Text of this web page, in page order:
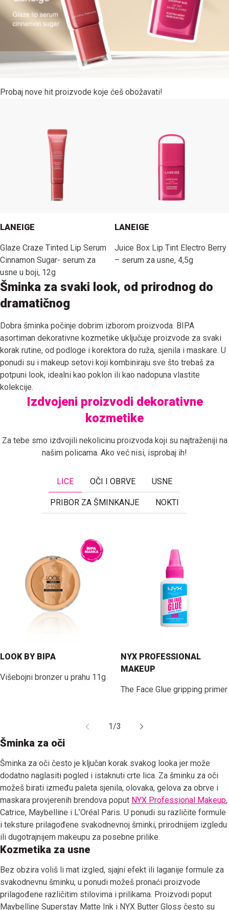
Probaj nove hit proizvode koje ćeš obožavati!
LANEIGE
Glaze Craze Tinted Lip Serum
Cinnamon Sugar- serum za
usne u boji, 12g
LANEIGE
Juice Box Lip Tint Electro Berry
– serum za usne, 4,5g
Šminka za svaki look, od prirodnog do
dramatičnog
Dobra šminka počinje dobrim izborom proizvoda. BIPA
asortiman dekorativne kozmetike uključuje proizvode za svaki
korak rutine, od podloge i korektora do ruža, sjenila i maskare. U
ponudi su i makeup setovi koji kombiniraju sve što trebaš za
potpuni look, idealni kao poklon ili kao nadopuna vlastite
kolekcije.
Izdvojeni proizvodi dekorativne
kozmetike
Za tebe smo izdvojili nekolicinu proizvoda koji su najtraženiji na
našim policama. Ako već nisi, isprobaj ih!
LICE OČI I OBRVE USNE
PRIBOR ZA ŠMINKANJE NOKTI
LOOK BY BIPA
Višebojni bronzer u prahu 11g
NYX PROFESSIONAL
MAKEUP
The Face Glue gripping primer
1/3
Šminka za oči
Šminka za oči često je ključan korak svakog looka jer može
dodatno naglasiti pogled i istaknuti crte lica. Za šminku za oči
možeš birati između paleta sjenila, olovaka, gelova za obrve i
maskara provjerenih brendova poput NYX Professional Makeup,
Catrice, Maybelline i L’Oréal Paris. U ponudi su različite formule
i teksture prilagođene svakodnevnoj šminki, prirodnijem izgledu
ili dugotrajnijem makeupu za posebne prilike.
Kozmetika za usne
Bez obzira voliš li mat izgled, sjajni efekt ili laganije formule za
svakodnevnu šminku, u ponudi možeš pronaći proizvode
prilagođene različitim stilovima i prilikama. Proizvodi poput
Maybelline Superstay Matte Ink i NYX Butter Gloss često su